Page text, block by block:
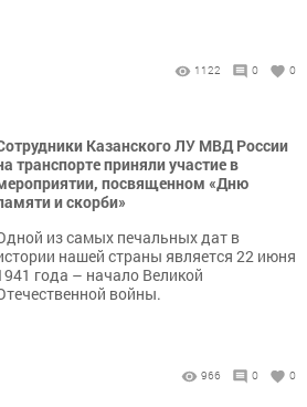
1122 0 0
Казанского ЛУ МВД России
транспорте приняли участие в
посвященном «Дню
и скорби»
из самых печальных дат в
нашей страны является 22 июня
года – начало Великой
войны.
966 0 0